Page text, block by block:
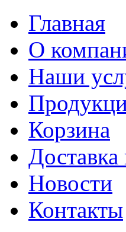
Главная
О
Наши
Корзина
Новости
Контакты